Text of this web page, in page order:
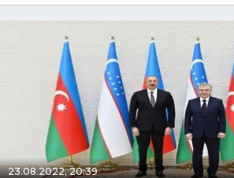
23.08.2022, 20:39